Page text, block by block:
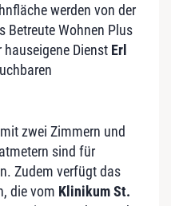
werden von der
Betreute Wohnen Plus
hauseigene Dienst Erl
zwei Zimmern und
sind für
Zudem verfügt das
die vom Klinikum St.